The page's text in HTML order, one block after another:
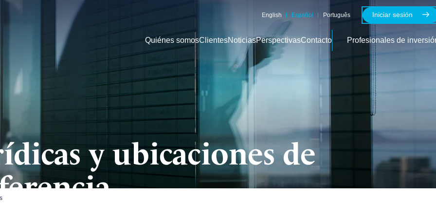
English Español Português Iniciar sesión
Quiénes somosClientesNoticiasPerspectivasContacto Profesionales de
y ubicaciones de